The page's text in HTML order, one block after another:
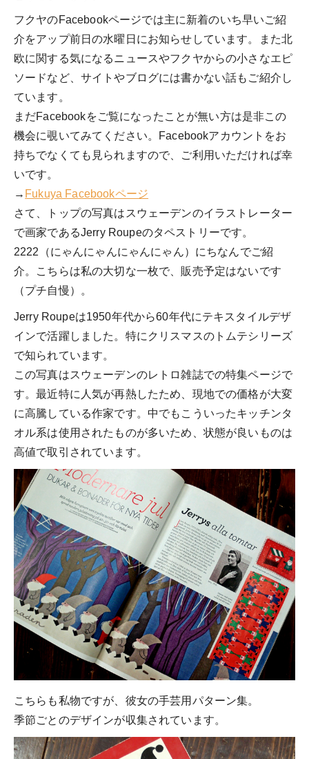
フクヤのFacebookページでは主に新着のいち早いご紹
介をアップ前日の水曜日にお知らせしています。また北
欧に関する気になるニュースやフクヤからの小さなエピ
ソードなど、サイトやブログには書かない話もご紹介し
ています。
まだFacebookをご覧になったことが無い方は是非この
機会に覗いてみてください。Facebookアカウントをお
持ちでなくても見られますので、ご利用いただければ幸
いです。
→ Fukuya Facebookページ
さて、トップの写真はスウェーデンのイラストレーター
で画家であるJerry Roupeのタペストリーです。
2222（にゃんにゃんにゃんにゃん）にちなんでご紹
介。こちらは私の大切な一枚で、販売予定はないです
（プチ自慢）。
Jerry Roupeは1950年代から60年代にテキスタイルデザ
インで活躍しました。特にクリスマスのトムテシリーズ
で知られています。
この写真はスウェーデンのレトロ雑誌での特集ページで
す。最近特に人気が再熱したため、現地での価格が大変
に高騰している作家です。中でもこういったキッチンタ
オル系は使用されたものが多いため、状態が良いものは
高値で取引されています。
こちらも私物ですが、彼女の手芸用パターン集。
季節ごとのデザインが収集されています。